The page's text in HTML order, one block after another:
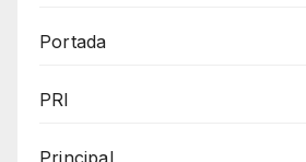
Portada
PRI
Principal